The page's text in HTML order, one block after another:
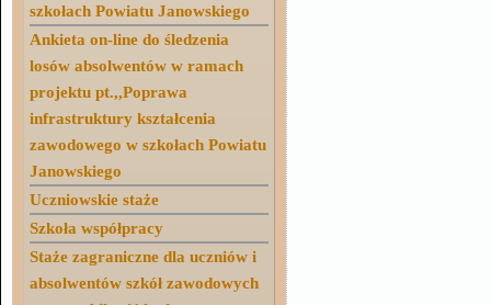
szkołach Powiatu Janowskiego
Ankieta on-line do śledzenia
losów absolwentów w ramach
projektu pt.,,Poprawa
infrastruktury kształcenia
zawodowego w szkołach Powiatu
Janowskiego
Uczniowskie staże
Szkoła współpracy
Staże zagraniczne dla uczniów i
absolwentów szkół zawodowych